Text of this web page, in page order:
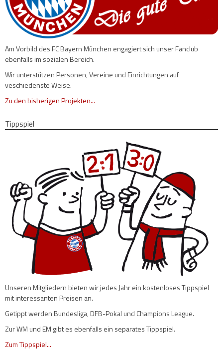
Am Vorbild des FC Bayern München engagiert sich unser Fanclub
ebenfalls im sozialen Bereich.
Wir unterstützen Personen, Vereine und Einrichtungen auf
veschiedenste Weise.
Zu den bisherigen Projekten...
Tippspiel
Unseren Mitgliedern bieten wir jedes Jahr ein kostenloses Tippspiel
mit interessanten Preisen an.
Getippt werden Bundesliga, DFB-Pokal und Champions League.
Zur WM und EM gibt es ebenfalls ein separates Tippspiel.
Zum Tippspiel...